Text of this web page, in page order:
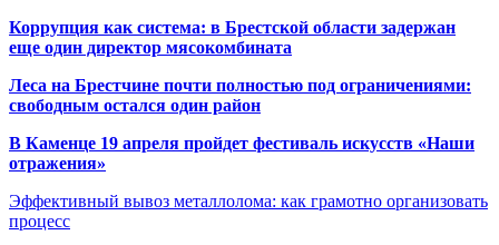
Коррупция как система: в Брестской области задержан
еще один директор мясокомбината
Леса на Брестчине почти полностью под ограничениями:
свободным остался один район
В Каменце 19 апреля пройдет фестиваль искусств «Наши
отражения»
Эффективный вывоз металлолома: как грамотно организовать
процесс